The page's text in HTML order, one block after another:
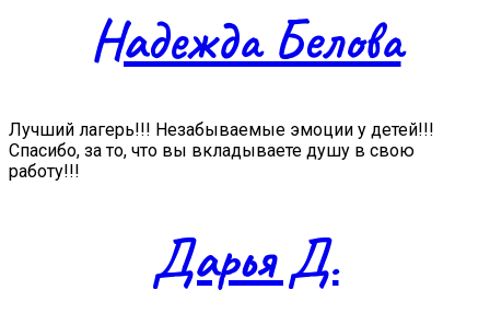
Надежда Белова
Лучший лагерь!!! Незабываемые эмоции у детей!!!
Спасибо, за то, что вы вкладываете душу в свою
работу!!!
Дарья Д.